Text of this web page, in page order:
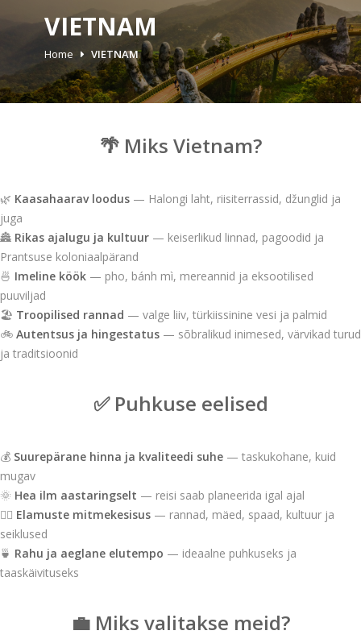
VIETNAM
Home VIETNAM
🌴 Miks Vietnam?
🌿 Kaasahaarav loodus — Halongi laht, riisiterrassid, džunglid ja
juga
🏯 Rikas ajalugu ja kultuur — keiserlikud linnad, pagoodid ja
Prantsuse koloniaalpärand
🍜 Imeline köök — pho, bánh mì, mereannid ja eksootilised
puuviljad
🏖️ Troopilised rannad — valge liiv, türkiissinine vesi ja palmid
🚲 Autentsus ja hingestatus — sõbralikud inimesed, värvikad turud
ja traditsioonid
✅ Puhkuse eelised
💰 Suurepärane hinna ja kvaliteedi suhe — taskukohane, kuid
mugav
🌞 Hea ilm aastaringselt — reisi saab planeerida igal ajal
🧘‍♀️ Elamuste mitmekesisus — rannad, mäed, spaad, kultuur ja
seiklused
🍵 Rahu ja aeglane elutempo — ideaalne puhkuseks ja
taaskäivituseks
💼 Miks valitakse meid?